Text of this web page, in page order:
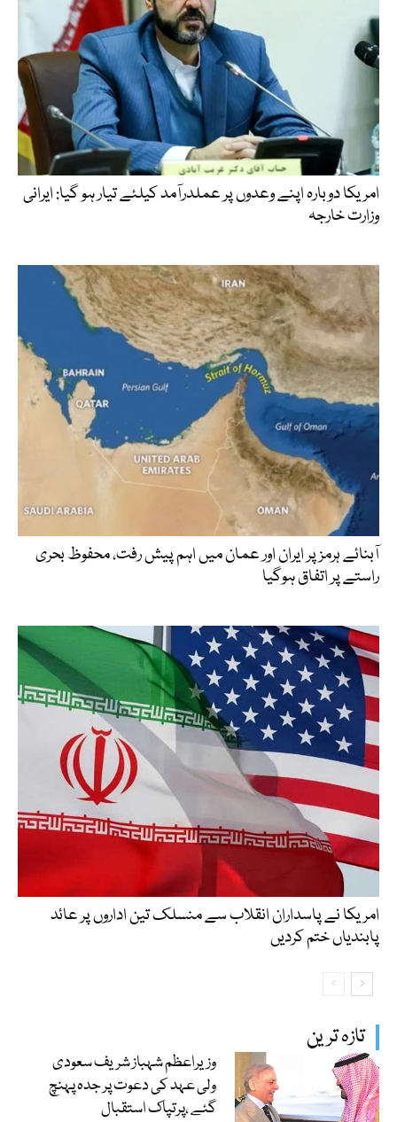
تازہ ترین
وزیراعظم شہباز شریف سعودی
ولی عہد کی دعوت پر جدہ پہنچ
گئے ،پرتپاک استقبال
امریکا دوبارہ اپنے وعدوں پر عملدرآمد کیلئے تیار ہو گیا: ایرانی
وزارت خارجہ
آبنائے ہرمز پر ایران اور عمان میں اہم پیش رفت، محفوظ بحری
راستے پر اتفاق ہوگیا
امریکا نے پاسداران انقلاب سے منسلک تین اداروں پر عائد
پابندیاں ختم کردیں